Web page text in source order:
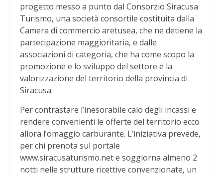
progetto messo a punto dal Consorzio Siracusa
Turismo, una società consortile costituita dalla
Camera di commercio aretusea, che ne detiene la
partecipazione maggioritaria, e dalle
associazioni di categoria, che ha come scopo la
promozione e lo sviluppo del settore e la
valorizzazione del territorio della provincia di
Siracusa.
Per contrastare l’inesorabile calo degli incassi e
rendere convenienti le offerte del territorio ecco
allora l’omaggio carburante. L’iniziativa prevede,
per chi prenota sul portale
www.siracusaturismo.net e soggiorna almeno 2
notti nelle strutture ricettive convenzionate, un